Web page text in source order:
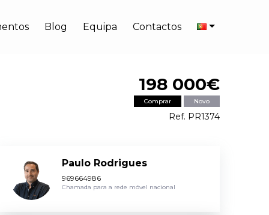
Blog Equipa Contactos
198 000€
Comprar Novo
Ref. PR1374
Paulo Rodrigues
969664986
Chamada para a rede móvel nacional